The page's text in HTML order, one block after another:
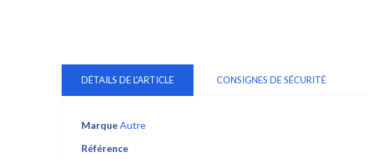
DÉTAILS DE L'ARTICLE CONSIGNES DE SÉCURITÉ
MarqueAutre
Référence